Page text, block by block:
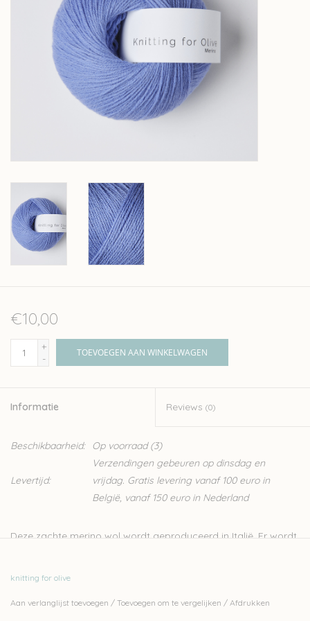
Over wolder
€10,00
+
-
TOEVOEGEN AAN WINKELWAGEN
Informatie Reviews (0)
Beschikbaarheid: Op voorraad(3)
Levertijd:
Verzendingen gebeuren op dinsdag en
vrijdag. Gratis levering vanaf 100 euro in
België, vanaf 150 euro in Nederland
Deze zachte merino wol wordt geproduceerd in Italië. Er wordt
knitting for olive
Aan verlanglijst toevoegen / Toevoegen om te vergelijken / Afdrukken